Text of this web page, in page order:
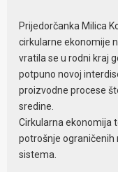
Prijedorčanka Milica
cirkularne ekonomije
vratila se u rodni kraj
potpuno novoj
proizvodne procese
sredine.
Cirkularna ekonomija
potrošnje ograničenih
sistema.